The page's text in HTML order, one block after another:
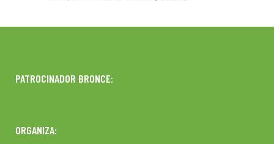
PATROCINADOR BRONCE:
ORGANIZA: